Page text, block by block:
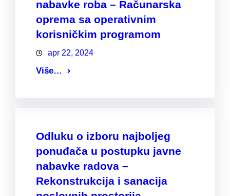
nabavke roba – Računarska
oprema sa operativnim
korisničkim programom
apr 22, 2024
Više…
Odluku o izboru najboljeg
ponuđača u postupku javne
nabavke radova –
Rekonstrukcija i sanacija